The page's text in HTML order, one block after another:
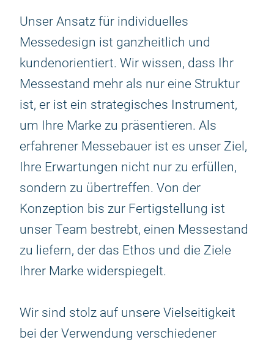
Unser Ansatz für individuelles
Messedesign ist ganzheitlich und
kundenorientiert. Wir wissen, dass Ihr
Messestand mehr als nur eine Struktur
ist, er ist ein strategisches Instrument,
um Ihre Marke zu präsentieren. Als
erfahrener Messebauer ist es unser Ziel,
Ihre Erwartungen nicht nur zu erfüllen,
sondern zu übertreffen. Von der
Konzeption bis zur Fertigstellung ist
unser Team bestrebt, einen Messestand
zu liefern, der das Ethos und die Ziele
Ihrer Marke widerspiegelt.
Wir sind stolz auf unsere Vielseitigkeit
bei der Verwendung verschiedener